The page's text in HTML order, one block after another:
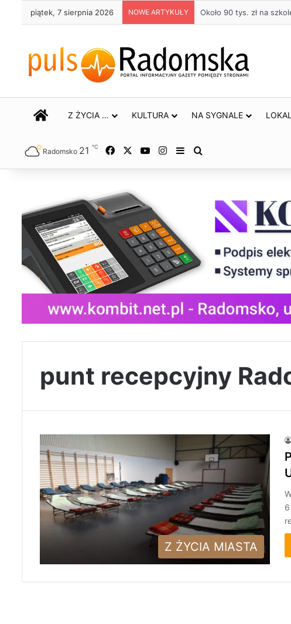
piątek, 7 sierpnia 2026 NOWE ARTYKUŁY Około 90 tys. zł na
STRONA GŁÓWNA
Z ŻYCIA … KULTURA NA SYGNALE
Radomsko 21 ℃ Facebook YouTubeInstagram
Sidebar
punt recepcyjny
Z ŻYCIA MIASTA